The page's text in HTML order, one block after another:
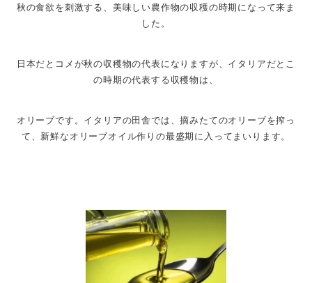
秋の食欲を刺激する、美味しい農作物の収穫の時期になって来ま
した。
日本だとコメが秋の収穫物の代表になりますが、イタリアだとこ
の時期の代表する収穫物は、
オリーブです。イタリアの田舎では、摘みたてのオリーブを搾っ
て、新鮮なオリーブオイル作りの最盛期に入ってまいります。